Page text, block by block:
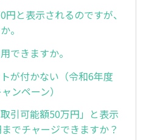
と表示されるのですが、
。
できますか。
が付かない（令和6年度
ンペーン）
引可能額50万円」と表示
でチャージできますか？